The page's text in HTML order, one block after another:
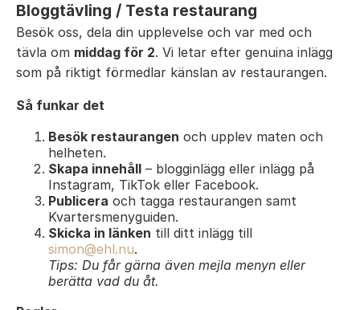
Bloggtävling / Testa restaurang
Besök oss, dela din upplevelse och var med och
tävla om middag för 2. Vi letar efter genuina inlägg
som på riktigt förmedlar känslan av restaurangen.
Så funkar det
Besök restaurangen och upplev maten och
helheten.
Skapa innehåll – blogginlägg eller inlägg på
Instagram, TikTok eller Facebook.
Publicera och tagga restaurangen samt
Kvartersmenyguiden.
Skicka in länken till ditt inlägg till
simon@ehl.nu.
Tips: Du får gärna även mejla menyn eller
berätta vad du åt.